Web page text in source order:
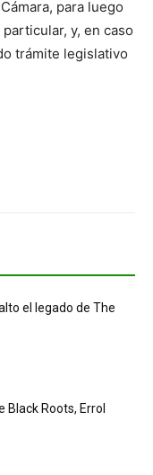
para luego
y, en caso
trámite legislativo
el legado de The
Black Roots, Errol